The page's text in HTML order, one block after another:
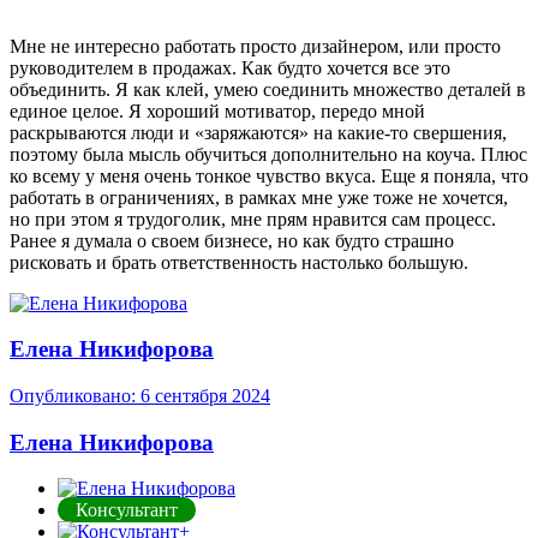
Мне не интересно работать просто дизайнером, или просто
руководителем в продажах. Как будто хочется все это
объединить. Я как клей, умею соединить множество деталей в
единое целое. Я хороший мотиватор, передо мной
раскрываются люди и «заряжаются» на какие-то свершения,
поэтому была мысль обучиться дополнительно на коуча. Плюс
ко всему у меня очень тонкое чувство вкуса. Еще я поняла, что
работать в ограничениях, в рамках мне уже тоже не хочется,
но при этом я трудоголик, мне прям нравится сам процесс.
Ранее я думала о своем бизнесе, но как будто страшно
рисковать и брать ответственность настолько большую.
Елена Никифорова
Опубликовано: 6 сентября 2024
Елена Никифорова
Консультант